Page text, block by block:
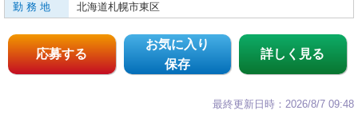
勤 務 地
北海道札幌市東区
応募する
お気に入り
保存
詳しく見る
最終更新日時：2026/8/7 09:48